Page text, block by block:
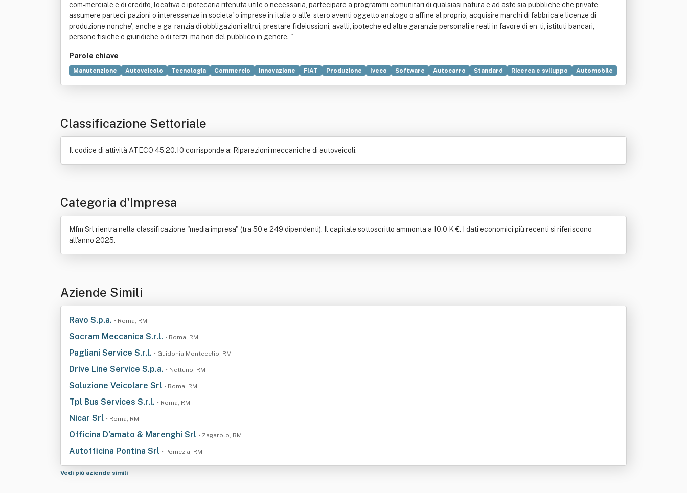
com-merciale e di credito, locativa e ipotecaria ritenuta utile o necessaria, partecipare a programmi comunitari di qualsiasi natura e ad aste sia pubbliche che private,
assumere parteci-pazioni o interessenze in societa' o imprese in italia o all'e-stero aventi oggetto analogo o affine al proprio, acquisire marchi di fabbrica e licenze di
produzione nonche', anche a ga-ranzia di obbligazioni altrui, prestare fideiussioni, avalli, ipoteche ed altre garanzie personali e reali in favore di en-ti, istituti bancari,
persone fisiche e giuridiche o di terzi, ma non del pubblico in genere. "
Parole chiave
Manutenzione Autoveicolo Tecnologia Commercio Innovazione FIAT Produzione Iveco Software Autocarro Standard Ricerca e sviluppo
Automobile
Classificazione Settoriale
Il codice di attività ATECO 45.20.10 corrisponde a: Riparazioni meccaniche di autoveicoli.
Categoria d'Impresa
Mfm Srl rientra nella classificazione "media impresa" (tra 50 e 249 dipendenti). Il capitale sottoscritto ammonta a 10.0 K €. I dati economici più recenti si riferiscono
all'anno 2025.
Aziende Simili
Ravo S.p.a. • Roma, RM
Socram Meccanica S.r.l. • Roma, RM
Pagliani Service S.r.l. • Guidonia Montecelio, RM
Drive Line Service S.p.a. • Nettuno, RM
Soluzione Veicolare Srl • Roma, RM
Tpl Bus Services S.r.l. • Roma, RM
Nicar Srl • Roma, RM
Officina D'amato & Marenghi Srl • Zagarolo, RM
Autofficina Pontina Srl • Pomezia, RM
Vedi più aziende simili